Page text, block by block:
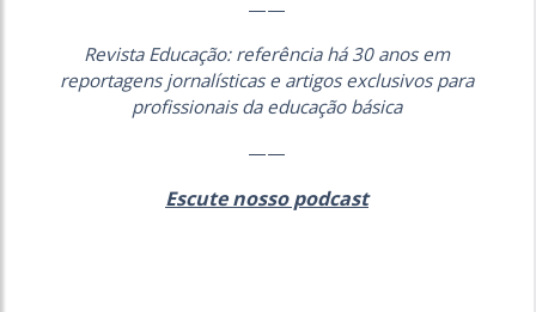
——
Revista Educação: referência há 30 anos em
reportagens jornalísticas e artigos exclusivos para
profissionais da educação básica
——
Escute nosso podcast